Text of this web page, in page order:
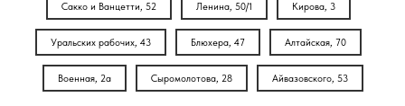
Сакко и Ванцетти, 52 Ленина, 50/1 Кирова, 3
Уральских рабочих, 43 Блюхера, 47 Алтайская, 70
Военная, 2а Сыромолотова, 28 Айвазовского, 53